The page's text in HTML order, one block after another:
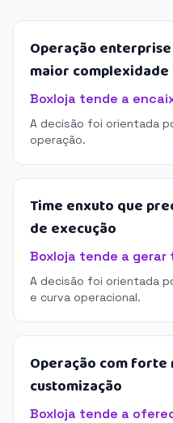
Operação
maior complexidade
Boxloja tende a
A decisão foi orientada
operação.
Time enxuto que
de execução
Boxloja tende a gerar
A decisão foi orientada
e curva operacional.
Operação com forte
customização
Boxloja tende a